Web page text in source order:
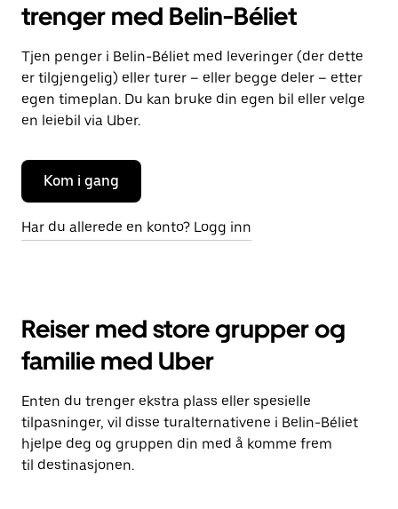
trenger med Belin-Béliet
Tjen penger i Belin-Béliet med leveringer (der dette
er tilgjengelig) eller turer – eller begge deler – etter
egen timeplan. Du kan bruke din egen bil eller velge
en leiebil via Uber.
Kom i gang
Har du allerede en konto? Logg inn
Reiser med store grupper og
familie med Uber
Enten du trenger ekstra plass eller spesielle
tilpasninger, vil disse turalternativene i Belin-Béliet
hjelpe deg og gruppen din med å komme frem
til destinasjonen.